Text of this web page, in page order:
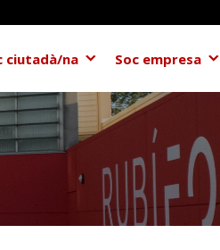
ciutadà/na Soc empresa